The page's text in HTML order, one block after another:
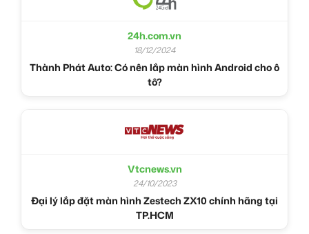
24h.com.vn
18/12/2024
Thành Phát Auto: Có nên lắp màn hình Android cho ô
tô?
Vtcnews.vn
24/10/2023
Đại lý lắp đặt màn hình Zestech ZX10 chính hãng tại
TP.HCM